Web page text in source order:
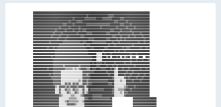
██████████████████████████████████████████████████████████████████████████████████████████████████████████████████████
██████████████████████████████████████████████████████▓▓████████████████████▓▓▓▓▓▓████████████████████████████████████
████████████████████████████████████████▓▓██████████▓▓▓▓▓▓▓▓▓▓▓▓██████▓▓▓▓▓▓▓▓▓▓████████▓▓▓▓██████████████████████████
████████████████████████████████████▓▓██████▓▓▓▓▓▓████████████████████████████████▓▓▓▓████████▓▓██████████████████████
██████████████████████████████▓▓▓▓██████▓▓████████████▓▓▓▓▓▓▓▓▓▓▓▓▓▓▓▓▓▓▓▓▓▓▓▓██████████▓▓▓▓██████▓▓██████████████████
██████████████████████████▓▓████████▓▓████████▓▓████████████████████▓▓██████████████▓▓████████▓▓██████▓▓██████████████
██████████████████████▓▓████████▓▓██████▓▓████▓▓██▓▓▓▓████████████████████████▓▓▓▓██████▓▓████████▓▓██████████████████
████████████████████▓▓██████▓▓██████████████▓▓████████▓▓▓▓▓▓██████████████▓▓▓▓████████▓▓████████████▓▓██████▓▓████████
██████████████████▓▓██████▓▓██████▓▓████████████▓▓▓▓████████████████████████████▓▓▓▓████▓▓██████▓▓████▓▓██████▓▓██████
████████████████████████▓▓██████▓▓██████████████████████▓▓▓▓▓▓████████████▓▓▓▓██████▓▓██▓▓██▓▓██████████████████▓▓████
████████████████▓▓████████████▓▓▓▓▓▓▓▓▓▓▓▓▓▓▓▓▓▓██▓▓▓▓██████▓▓▓▓▓▓▓▓▓▓▓▓▓▓██████▓▓████▓▓██████████████████▓▓████▓▓████
██████████████████████████▓▓▓▓▓▓▓▓▓▓▓▓▓▓▓▓▓▓▓▓▓▓▓▓▓▓██▓▓▓▓██████████████████▓▓████▓▓████████████████▓▓████████████████
██████████████▓▓████▓▓██▓▓▓▓▓▓▓▓▓▓▓▓▓▓▓▓▓▓▓▓▓▓▓▓▓▓▓▓▓▓████▓▓▓▓██████████▓▓▓▓██████████████▓▓██▓▓▓▓██████████▓▓████▓▓██
██████████████████████▓▓▓▓▓▓▓▓▓▓▓▓▓▓▓▓▓▓▓▓▓▓▓▓▓▓▓▓▓▓▓▓▓▓██████████████▓▓██████████▓▓██▓▓████▓▓████████████████████████
██████████████████████▓▓▓▓▓▓▓▓▓▓▓▓▓▓▓▓▓▓▓▓▓▓▓▓▓▓▓▓▓▓▓▓▓▓████████░░░░░░██▓▓████▓▓██████████████████▓▓████▓▓████████████
██████████████████▓▓██▓▓▓▓▓▓▓▓▓▓▓▓▓▓▓▓▓▓▓▓▓▓▓▓▓▓▓▓▓▓▓▓▓▓▓▓▓▓████░░░░░░████▒▒██░░████▓▓██░░██▒▒▓▓██░░▓▓▓▓  ████  ██▓▓
████████████████████▓▓▓▓▓▓▓▓▓▓▓▓▓▓▓▓▓▓▓▓▓▓▓▓▓▓▓▓▓▓▓▓▓▓▓▓▓▓▓▓████░░░░░░████████████████████████████▓▓████▓▓████▓▓████▓▓
████████████████████▓▓▓▓▓▓▓▓▓▓▓▓▓▓▓▓▓▓▓▓▓▓▓▓▓▓▓▓▓▓▓▓▓▓▓▓▓▓██▓▓██▓▓▓▓▓▓██▓▓████████▓▓████████▓▓████▓▓██████████████████
████████████████████▓▓▓▓▓▓▓▓▓▓▒▒▓▓▓▓▓▓▓▓▓▓▓▓▓▓▒▒▓▓▓▓▓▓▓▓▓▓██████▓▓▓▓██████▓▓████▓▓██▓▓████████████████▓▓██████████████
██████████████▓▓████▓▓▓▓▓▓▓▓▓▓▓▓▒▒▒▒▒▒▒▒░░▒▒░░▒▒▓▓▓▓▓▓▒▒▒▒██▓▓▓▓████▓▓▓▓▓▓████▓▓██▒▒░░████▓▓████▓▓██████████▓▓████▓▓██
████████████████████▓▓▓▓▓▓▓▓░░░░░░░░░░░░░░░░░░░░░░▓▓▓▓▓▓▓▓▓▓▓▓████████████▓▓██████░░░░████████▓▓████▓▓████████████████
████████████████▓▓██▓▓▓▓▓▓▓▓░░░░░░░░░░░░░░░░░░░░░░▓▓▓▓▒▒▓▓██████████████████▓▓████░░░░██████▓▓████▓▓██████▓▓████▓▓████
██████████████████▓▓▓▓▓▓▓▓▓▓░░░░░░░░░░░░░░░░░░░░░░▓▓▓▓▓▓▓▓██████████████████████▓▓░░░░░░░░░░▓▓██▓▓██████▓▓████▓▓██████
████████████████████▓▓▓▓▓▓▓▓░░░░░░░░░░░░░░░░░░▒▒░░▓▓▓▓▒▒▓▓▓▓▓▓▓▓▓▓▓▓▓▓▓▓▓▓▓▓██████░░░░░░▒▒░░░░██████▓▓██████▓▓████████
████████████████████▓▓▓▓▓▓▓▓░░░░▓▓▒▒▓▓░░▓▓▒▒▓▓░░░░▓▓▓▓▒▒▓▓▓▓████████████████▓▓▓▓██░░░░░░░░░░░░████████████████████████
██████████████████████▒▒░░▓▓▓▓▓▓▒▒▓▓▒▒▓▓▓▓▓▓▒▒▓▓▓▓▓▓░░▓▓██████████████████████████░░░░░░░░░░▒▒▓▓██████▓▓██████████████
██████████████████████░░░░▓▓░░░░▓▓▒▒▒▒░░▓▓▒▒▒▒░░░░▓▓░░░░██▓▓▓▓▓▓▓▓▓▓▓▓▓▓████████▓▓░░░░▒▒▒▒▒▒▓▓████▓▓██████████████████
██████████████████████░░░░▓▓░░░░░░▓▓▒▒░░░░▓▓▒▒░░░░▓▓░░▒▒████████████████████████▓▓░░░░░░▒▒░░▓▓▓▓██████████████████████
██████████████████████████▓▓▒▒░░░░░░░░▒▒▒▒░░░░░░▒▒▓▓████████▓▓▓▓▓▓▓▓▓▓████████████░░░░░░░░░░▓▓████████████████████████
██████████████████████████░░░░░░░░░░▒▒▒▒▒▒▒▒░░░░░░░░▓▓▓▓████▓▓▓▓▓▓▓▓▓▓▓▓▓▓▓▓▓▓██              ████████████████████████
██████████████████████████░░░░░░▒▒▓▓▒▒▒▒▒▒▒▒▒▒░░░░▒▒████████████████████████████              ████████████████████████
██████████████████████████░░░░░░░░▓▓▓▓▓▓▓▓▒▒░░░░░░░░████████████████████████████              ████████████████████████